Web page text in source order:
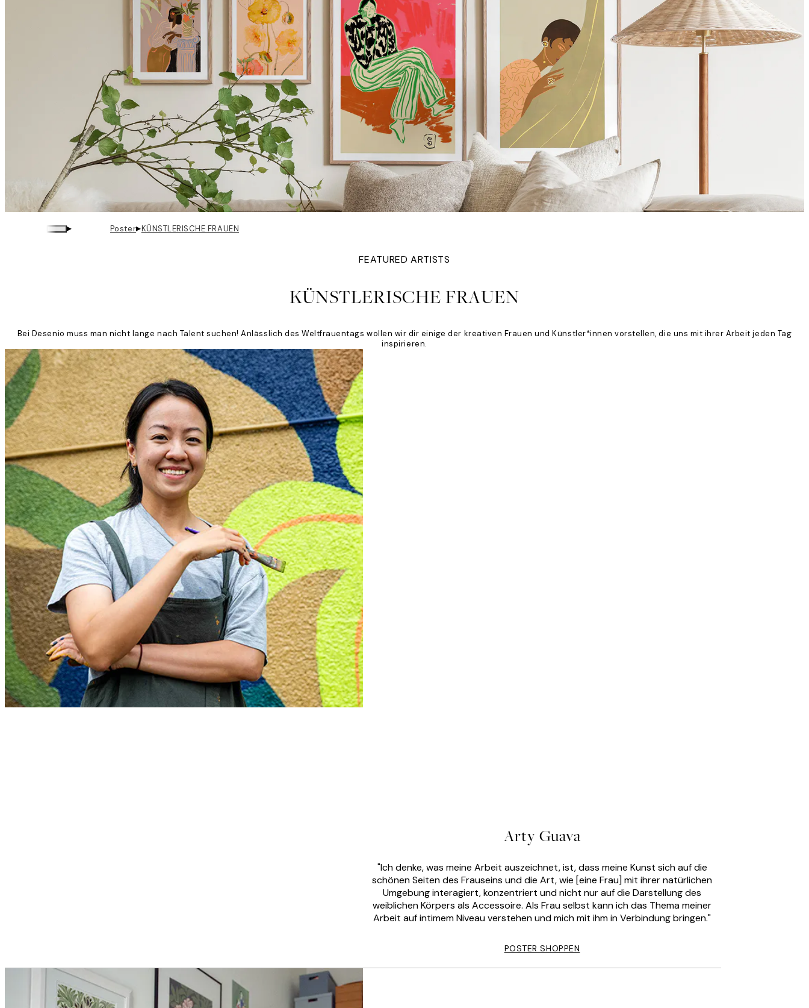
▸ Poster▸KÜNSTLERISCHE FRAUEN
FEATURED ARTISTS
KÜNSTLERISCHE FRAUEN
Bei Desenio muss man nicht lange nach Talent suchen! Anlässlich des Weltfrauentags wollen wir dir einige der kreativen Frauen und Künstler*innen vorstellen, die uns mit ihrer Arbeit jeden Tag
inspirieren.
Arty Guava
"Ich denke, was meine Arbeit auszeichnet, ist, dass meine Kunst sich auf die
schönen Seiten des Frauseins und die Art, wie [eine Frau] mit ihrer natürlichen
Umgebung interagiert, konzentriert und nicht nur auf die Darstellung des
weiblichen Körpers als Accessoire. Als Frau selbst kann ich das Thema meiner
Arbeit auf intimem Niveau verstehen und mich mit ihm in Verbindung bringen."
POSTER SHOPPEN